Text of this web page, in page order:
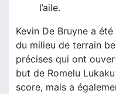
l’aile.
Kevin De Bruyne a
du milieu de terrain
précises qui ont
but de Romelu
score, mais a